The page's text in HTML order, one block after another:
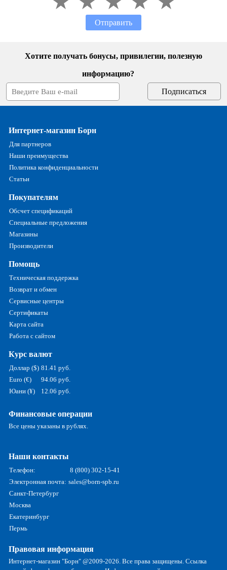
Отправить
Хотите получать бонусы, привилегии, полезную
информацию?
Интернет-магазин Борн
Для партнеров
Наши преимущества
Политика конфиденциальности
Статьи
Покупателям
Обсчет спецификаций
Специальные предложения
Магазины
Производители
Помощь
Техническая поддержка
Возврат и обмен
Сервисные центры
Сертификаты
Карта сайта
Работа с сайтом
Курс валют
Доллар ($) 81.41 руб.
Euro (€)
94.06 руб.
Юани (¥)
12.06 руб.
Финансовые операции
Все цены указаны в рублях.
Наши контакты
Телефон:
8 (800) 302-15-41
Электронная почта: sales@born-spb.ru
Санкт-Петербург
Москва
Екатеринбург
Пермь
Правовая информация
Интернет-магазин "Борн" @2009-2026. Все права защищены. Ссылка